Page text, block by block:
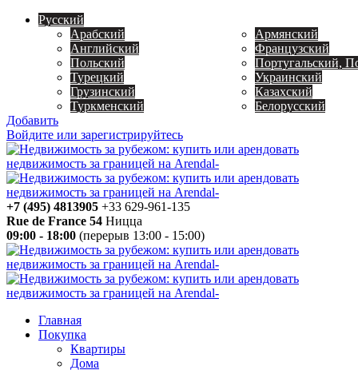
Русский
Арабский
Армянский
Английский
Французский
Польский
Португальский,
Турецкий
Украинский
Грузинский
Казахский
Туркменский
Белорусский
Добавить
Войдите или зарегистрируйтесь
+7 (495) 4813905 +33 629-961-135
Rue de France 54 Ницца
09:00 - 18:00 (перерыв 13:00 - 15:00)
Главная
Покупка
Квартиры
Дома